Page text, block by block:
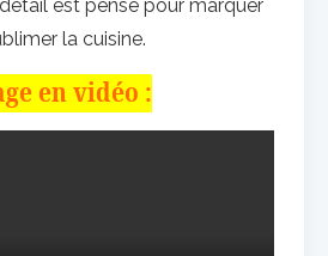
est pensé pour marquer
la cuisine.
en vidéo :